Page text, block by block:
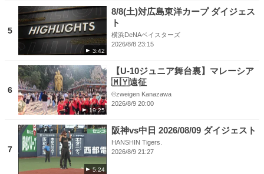
5
3:42
8/8(土)対広島東洋カープ ダイジェス
ト
横浜DeNAベイスターズ
2026/8/8 23:15
6
19:25
【U-10ジュニア舞台裏】マレーシア
🇲🇾遠征
©︎zweigen Kanazawa
2026/8/9 20:00
7
5:24
阪神vs中日 2026/08/09 ダイジェスト
HANSHIN Tigers.
2026/8/9 21:27